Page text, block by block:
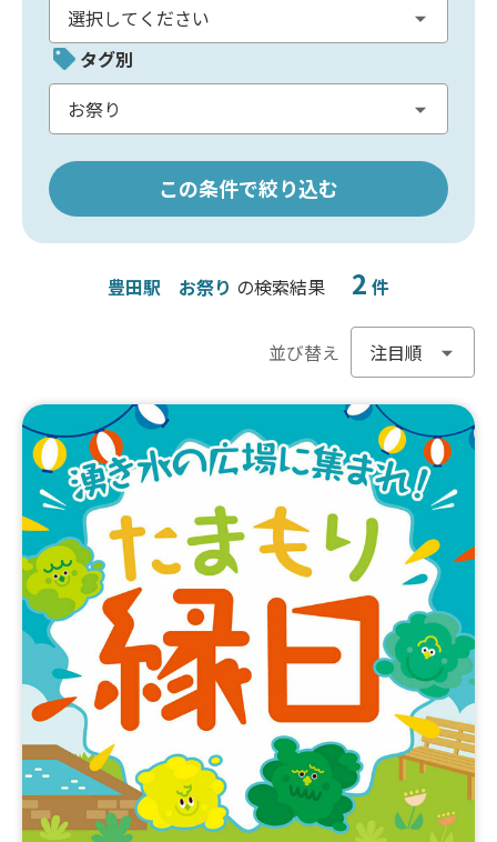
タグ別
この条件で絞り込む
豊田駅 お祭り の検索結果 2 件
並び替え